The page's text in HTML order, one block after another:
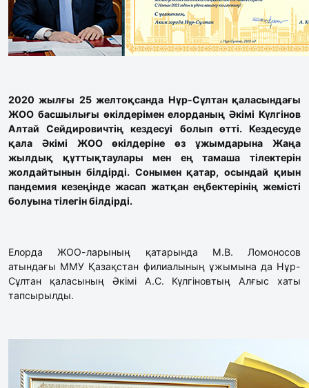
2020 жылғы 25 желтоқсанда Нұр-Сұлтан қаласындағы
ЖОО басшылығы өкілдерімен елорданың Әкімі Күлгінов
Алтай Сейдировичтің кездесуі болып өтті. Кездесуде
қала Әкімі ЖОО өкілдеріне өз ұжымдарына Жаңа
жылдық құттықтаулары мен ең тамаша тілектерін
жолдайтынын білдірді. Сонымен қатар, осындай қиын
пандемия кезеңінде жасап жатқан еңбектерінің жемісті
болуына тілегін білдірді.
Елорда ЖОО-ларының қатарында М.В. Ломоносов
атындағы ММУ Қазақстан филиалының ұжымына да Нұр-
Сұлтан қаласының Әкімі А.С. Күлгіновтың Алғыс хаты
тапсырылды.